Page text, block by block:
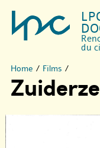
du
Home / Films /